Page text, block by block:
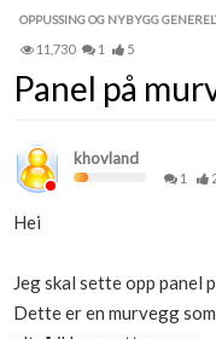
Papirer som
Skaff dokumentasjon
Kundeservice
Få svar på det du lurer
Boligmappa+
OPPUSSING OG NYBYGG
11,730 1 5
Panel på
khovland
1
Hei
Jeg skal sette opp panel
Dette er en murvegg